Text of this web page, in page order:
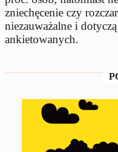
zniechęcenie czy
niezauważalne i
ankietowanych.